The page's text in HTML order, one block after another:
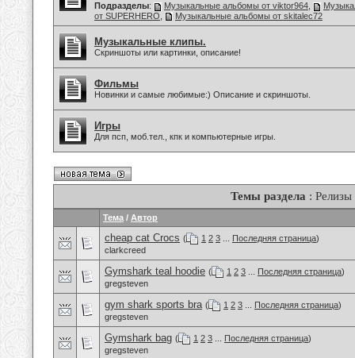
Подразделы: Музыкальные альбомы от viktor964
от SUPERHERO
Музыкальные альбомы от skitalec72
Музыкальные клипы.
Скриншоты или картинки, описание!
Фильмы
Новинки и самые любимые:) Описание и скриншоты.
Игры
Для псп, моб.тел., кпк и компьютерные игры.
Темы раздела : Релизы
Тема / Автор
cheap cat Crocs ( 1 2 3 Последняя страница)
clarkcreed
Gymshark teal hoodie ( 1 2 3 Последняя страница)
gregsteven
gym shark sports bra ( 1 2 3 Последняя страница)
gregsteven
Gymshark bag ( 1 2 3 Последняя страница)
gregsteven